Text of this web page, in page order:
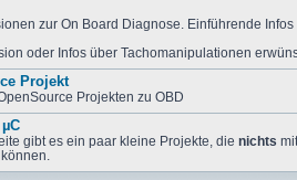
zur On Board Diagnose. Einführende
oder Infos über Tachomanipulationen
Projekt
Projekten zu OBD
gibt es ein paar kleine Projekte, die nichts